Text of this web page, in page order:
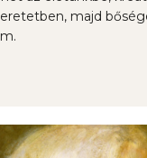
majd